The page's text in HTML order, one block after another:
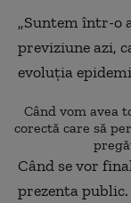
„Suntem într-o
previziune azi,
evoluția
Când vom avea
corectă care să
Când se vor
prezenta